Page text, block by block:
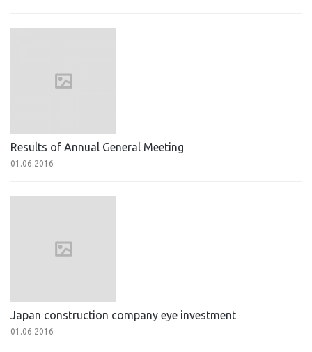
Results of Annual General Meeting
01.06.2016
Japan construction company eye investment
01.06.2016